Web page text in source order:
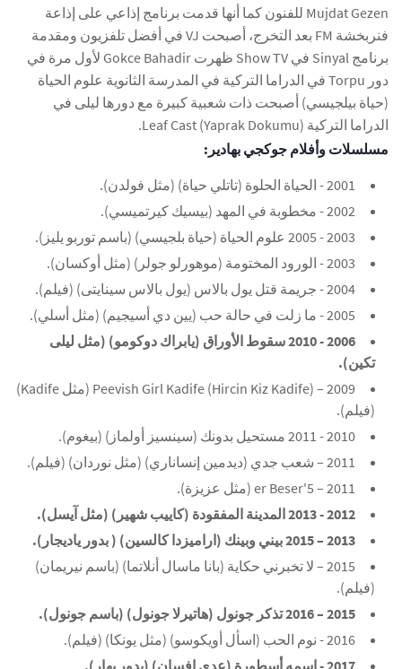
Mujdat Gezen للفنون كما أنها قدمت برنامج إذاعي على إذاعة
فنربخشة FM بعد التخرج، أصبحت VJ في أفضل تلفزيون ومقدمة
برنامج Sinyal في Show TV ظهرت Gokce Bahadir لأول مرة في
دور Torpu في الدراما التركية في المدرسة الثانوية علوم الحياة
(حياة بيلجيسي) أصبحت ذات شعبية كبيرة مع دورها ليلى في
الدراما التركية Leaf Cast (Yaprak Dokumu).
مسلسلات وأفلام جوكجي بهادير:
2001 - الحياة الحلوة (تاتلي حياة) (مثل فولدن).
2002 - مخطوبة في المهد (بيسيك كيرتميسي).
2003 - 2005 علوم الحياة (حياة بلجيسي) (باسم توربو يليز).
2003 - الورود المختومة (موهورلو جولر) (مثل أوكسان).
2004 - جريمة قتل يول بالاس (يول بالاس سينايتى) (فيلم).
2005 - ما زلت في حالة حب (يين دي أسيجيم) (مثل أسلي).
2006 - 2010 سقوط الأوراق (يابراك دوكومو) (مثل ليلى
تكين).
2009 – Peevish Girl Kadife (Hircin Kiz Kadife) (مثل Kadife)
(فيلم).
2010 - 2011 مستحيل بدونك (سينسيز أولماز) (بيغوم).
2011 – شعب جدي (ديدمين إنساناري) (مثل نوردان) (فيلم).
2011 – 5'er Beser (مثل عزيزة).
2012 - 2013 المدينة المفقودة (كاييب شهير) (مثل آيسل).
2013 – 2015 بيني وبينك (اراميزدا كالسين) ( بدور ياديجار).
2015 – لا تخبرني حكاية (بانا ماسال أنلاتما) (باسم نيريمان)
(فيلم).
2015 – 2016 تذكر جونول (هاتيرلا جونول) (باسم جونول).
2016 - نوم الحب (اسأل أويكوسو) (مثل يونكا) (فيلم).
2017 - اسمه أسطورة (عدي إفسان) (بدور بهار).